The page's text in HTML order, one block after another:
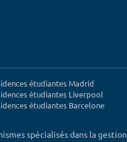
étudiantes Madrid
étudiantes Liverpool
étudiantes Barcelone
spécialisés dans la gestion